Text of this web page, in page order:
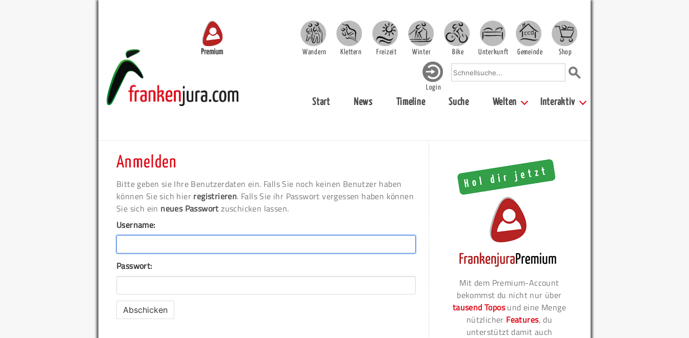
Premium Wandern Klettern Freizeit Winter Bike Unterkunft Gemeinde Shop
Login
Start News Timeline Suche Welten Interaktiv
Anmelden
Bitte geben sie Ihre Benutzerdaten ein. Falls Sie noch keinen Benutzer haben
können Sie sich hier registrieren. Falls Sie ihr Passwort vergessen haben können
Sie sich ein neues Passwort zuschicken lassen.
Username:
Passwort:
Mit dem Premium-Account
bekommst du nicht nur über
tausend Toposund eine Menge
nützlicher Features, du
unterstützt damit auch